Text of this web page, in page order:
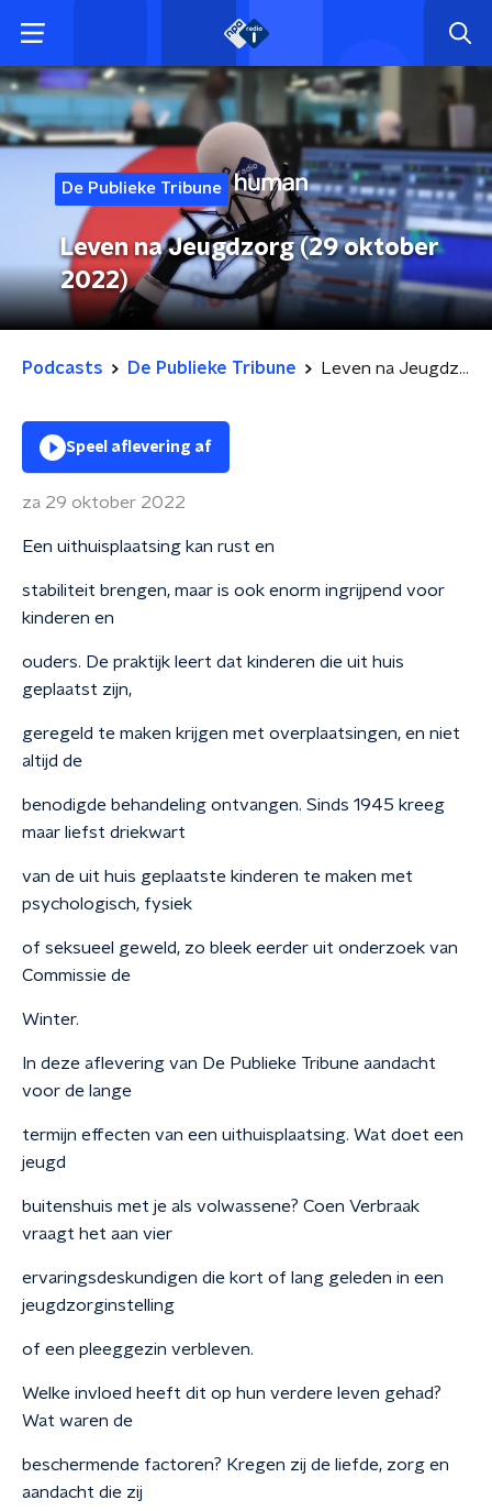
De Publieke Tribune
Leven na Jeugdzorg (29 oktober
2022)
Podcasts De Publieke Tribune Leven na Jeugdzorg (29 oktober 2022)
Speel aflevering af
za 29 oktober 2022
Een uithuisplaatsing kan rust en
stabiliteit brengen, maar is ook enorm ingrijpend voor
kinderen en
ouders. De praktijk leert dat kinderen die uit huis
geplaatst zijn,
geregeld te maken krijgen met overplaatsingen, en niet
altijd de
benodigde behandeling ontvangen. Sinds 1945 kreeg
maar liefst driekwart
van de uit huis geplaatste kinderen te maken met
psychologisch, fysiek
of seksueel geweld, zo bleek eerder uit onderzoek van
Commissie de
Winter.
In deze aflevering van De Publieke Tribune aandacht
voor de lange
termijn effecten van een uithuisplaatsing. Wat doet een
jeugd
buitenshuis met je als volwassene? Coen Verbraak
vraagt het aan vier
ervaringsdeskundigen die kort of lang geleden in een
jeugdzorginstelling
of een pleeggezin verbleven.
Welke invloed heeft dit op hun verdere leven gehad?
Wat waren de
beschermende factoren? Kregen zij de liefde, zorg en
aandacht die zij